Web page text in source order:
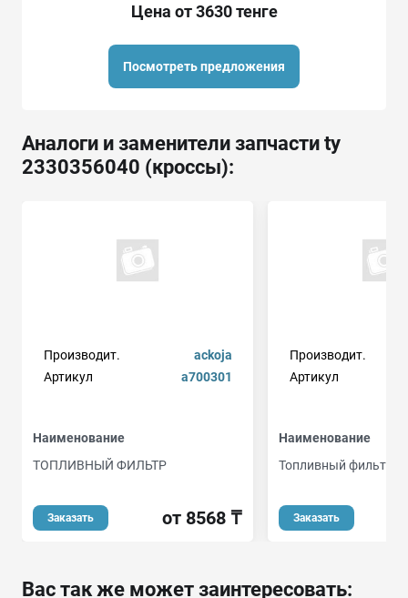
Цена от 3630 тенге
Посмотреть предложения
Аналоги и заменители запчасти ty
2330356040 (кроссы):
Производит.
ackoja
Артикул
a700301
Наименование
ТОПЛИВНЫЙ ФИЛЬТР
Заказать от 8568 ₸
Производит.
Артикул
Наименование
Топливный фильтр
Заказать
Вас так же может заинтересовать: